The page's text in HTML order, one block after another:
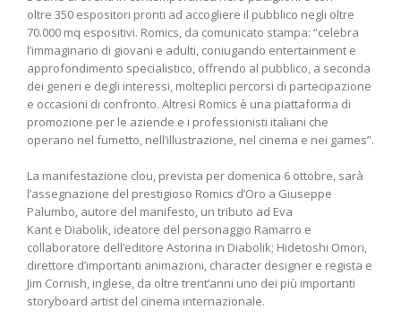
oltre 350 espositori pronti ad accogliere il pubblico negli oltre
70.000 mq espositivi. Romics, da comunicato stampa: “celebra
l’immaginario di giovani e adulti, coniugando entertainment e
approfondimento specialistico, offrendo al pubblico, a seconda
dei generi e degli interessi, molteplici percorsi di partecipazione
e occasioni di confronto. Altresì Romics è una piattaforma di
promozione per le aziende e i professionisti italiani che
operano nel fumetto, nell’illustrazione, nel cinema e nei games”.
La manifestazione clou, prevista per domenica 6 ottobre, sarà
l’assegnazione del prestigioso Romics d’Oro a Giuseppe
Palumbo, autore del manifesto, un tributo ad Eva
Kant e Diabolik, ideatore del personaggio Ramarro e
collaboratore dell’editore Astorina in Diabolik; Hidetoshi Omori,
direttore d’importanti animazioni, character designer e regista e
Jim Cornish, inglese, da oltre trent’anni uno dei più importanti
storyboard artist del cinema internazionale.